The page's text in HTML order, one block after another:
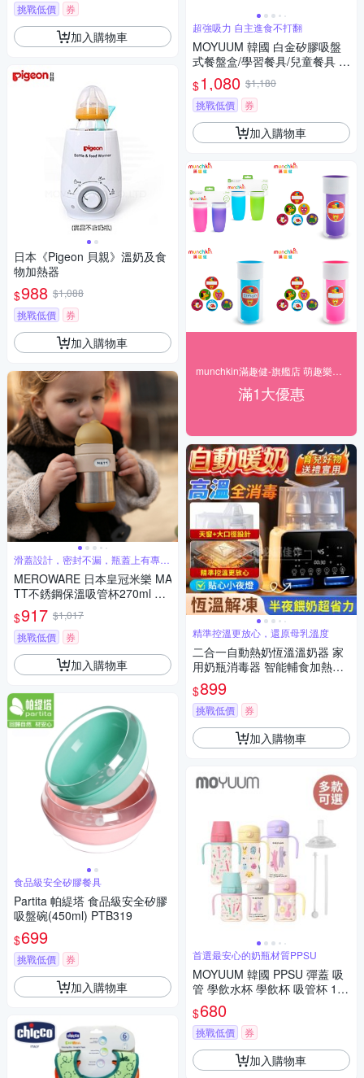
挑戰低價
券
加入購物車
日本《Pigeon 貝親》溫奶及食
物加熱器
$988 $1,088
挑戰低價
券
加入購物車
滑蓋設計，密封不漏，瓶蓋上有專屬
名牌設計
MEROWARE 日本皇冠米樂 MA
TT不銹鋼保溫吸管杯270ml 多
款可選
$917 $1,017
挑戰低價
券
加入購物車
食品級安全矽膠餐具
Partita 帕緹塔 食品級安全矽膠
吸盤碗(450ml) PTB319
$699
挑戰低價 券
加入購物車
超強吸力 自主進食不打翻
MOYUUM 韓國 白金矽膠吸盤
式餐盤盒/學習餐具/兒童餐具 -
多款可選
$1,080 $1,180
挑戰低價
券
加入購物車
滿1大優惠
精準控溫更放心，還原母乳溫度
二合一自動熱奶恆溫溫奶器 家
用奶瓶消毒器 智能輔食加熱器
雙杯保溫暖奶機
$899
挑戰低價 券
加入購物車
首選最安心的奶瓶材質PPSU
MOYUUM 韓國 PPSU 彈蓋 吸
管 學飲水杯 學飲杯 吸管杯 170
ml 多款可選
$680
挑戰低價 券
加入購物車